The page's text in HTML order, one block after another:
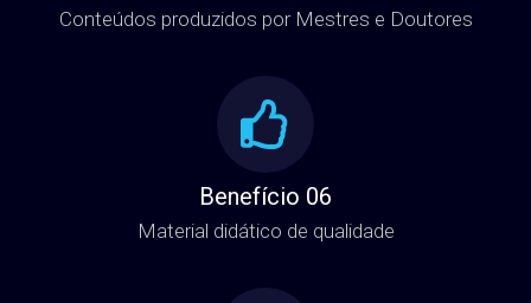
Conteúdos produzidos por Mestres e Doutores
Benefício 06
Material didático de qualidade